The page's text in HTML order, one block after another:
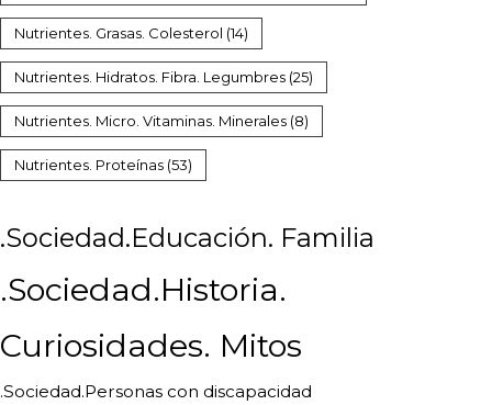
Nutrientes. Grasas. Colesterol (14)
Nutrientes. Hidratos. Fibra. Legumbres (25)
Nutrientes. Micro. Vitaminas. Minerales (8)
Nutrientes. Proteínas (53)
.Sociedad.Educación. Familia
.Sociedad.Historia.
Curiosidades. Mitos
.Sociedad.Personas con discapacidad